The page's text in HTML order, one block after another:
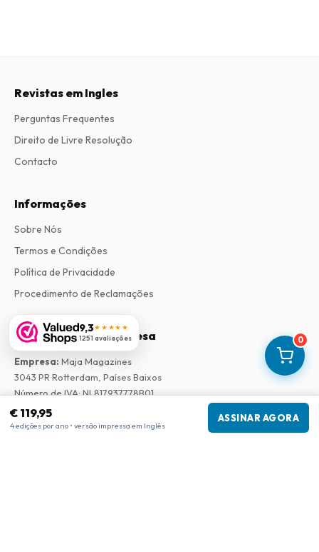
0
€ 119,95
4 edições por ano • versão impressa em Inglês
ASSINAR AGORA
9,3★★★★★
1251 avaliações
Revistas em Ingles
Perguntas Frequentes
Direito de Livre Resolução
Contacto
Informações
Sobre Nós
Termos e Condições
Política de Privacidade
Procedimento de Reclamações
Informações da empresa
Empresa: Maja Magazines
3043 PR Rotterdam, Países Baixos
Número de IVA:NL817937778B01
Câmara de Comércio